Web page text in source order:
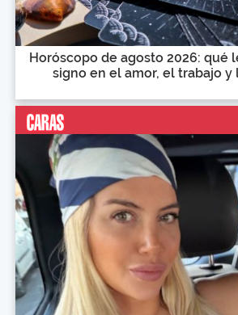
Horóscopo de agosto 2026: qué
signo en el amor, el trabajo y